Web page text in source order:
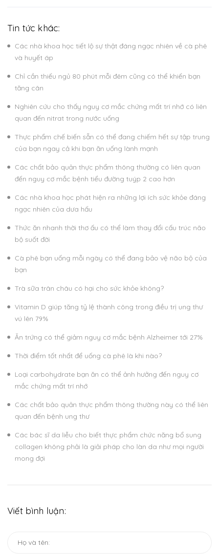
Tin tức khác:
Các nhà khoa học tiết lộ sự thật đáng ngạc nhiên về cà phê
và huyết áp
Chỉ cần thiếu ngủ 80 phút mỗi đêm cũng có thể khiến bạn
tăng cân
Nghiên cứu cho thấy nguy cơ mắc chứng mất trí nhớ có liên
quan đến nitrat trong nước uống
Thực phẩm chế biến sẵn có thể đang chiếm hết sự tập trung
của bạn ngay cả khi bạn ăn uống lành mạnh
Các chất bảo quản thực phẩm thông thường có liên quan
đến nguy cơ mắc bệnh tiểu đường tuýp 2 cao hơn
Các nhà khoa học phát hiện ra những lợi ích sức khỏe đáng
ngạc nhiên của dưa hấu
Thức ăn nhanh thời thơ ấu có thể làm thay đổi cấu trúc não
bộ suốt đời
Cà phê bạn uống mỗi ngày có thể đang bảo vệ não bộ của
bạn
Trà sữa trân châu có hại cho sức khỏe không?
Vitamin D giúp tăng tỷ lệ thành công trong điều trị ung thư
vú lên 79%
Ăn trứng có thể giảm nguy cơ mắc bệnh Alzheimer tới 27%
Thời điểm tốt nhất để uống cà phê là khi nào?
Loại carbohydrate bạn ăn có thể ảnh hưởng đến nguy cơ
mắc chứng mất trí nhớ
Các chất bảo quản thực phẩm thông thường này có thể liên
quan đến bệnh ung thư
Các bác sĩ da liễu cho biết thực phẩm chức năng bổ sung
collagen không phải là giải pháp cho làn da như mọi người
mong đợi
Viết bình luận: